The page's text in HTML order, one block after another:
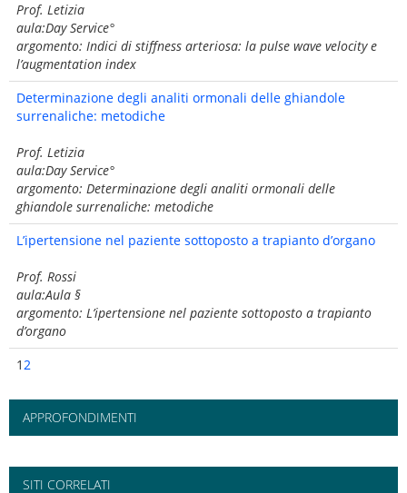
Prof. Letizia
aula:Day Service°
argomento: Indici di stiffness arteriosa: la pulse wave velocity e
l’augmentation index
Determinazione degli analiti ormonali delle ghiandole
surrenaliche: metodiche
Prof. Letizia
aula:Day Service°
argomento: Determinazione degli analiti ormonali delle
ghiandole surrenaliche: metodiche
L’ipertensione nel paziente sottoposto a trapianto d’organo
Prof. Rossi
aula:Aula §
argomento: L’ipertensione nel paziente sottoposto a trapianto
d’organo
12
APPROFONDIMENTI
SITI CORRELATI